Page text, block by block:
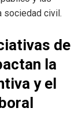
sociedad civil.
de
la
y el